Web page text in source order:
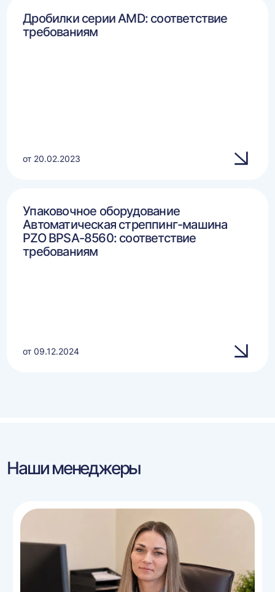
Дробилки серии AMD: соответствие
требованиям
от 20.02.2023
Упаковочное оборудование
Автоматическая стреппинг-машина
PZO BPSA-8560: соответствие
требованиям
от 09.12.2024
Наши менеджеры